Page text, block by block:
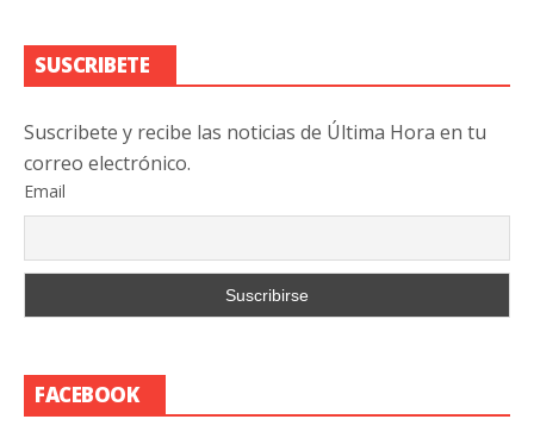
SUSCRIBETE
Suscribete y recibe las noticias de Última Hora en tu
correo electrónico.
Email
FACEBOOK